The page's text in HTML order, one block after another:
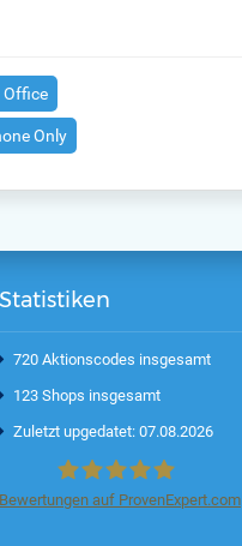
Office
Only
Statistiken
720 Aktionscodes insgesamt
123 Shops insgesamt
Zuletzt upgedatet: 07.08.2026
Bewertungen auf ProvenExpert.com